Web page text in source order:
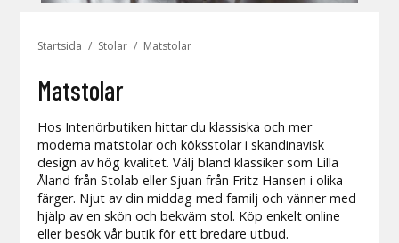
Startsida / Stolar / Matstolar
Matstolar
Hos Interiörbutiken hittar du klassiska och mer
moderna matstolar och köksstolar i skandinavisk
design av hög kvalitet. Välj bland klassiker som Lilla
Åland från Stolab eller Sjuan från Fritz Hansen i olika
färger. Njut av din middag med familj och vänner med
hjälp av en skön och bekväm stol. Köp enkelt online
eller besök vår butik för ett bredare utbud.